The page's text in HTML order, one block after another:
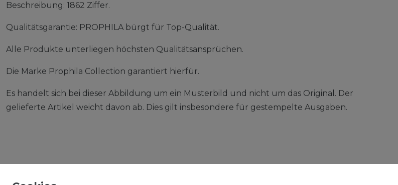
Beschreibung: 1862 Ziffer.
Qualitätsgarantie: PROPHILA bürgt für Top-Qualität.
Alle Produkte unterliegen höchsten Qualitätsansprüchen.
Die Marke Prophila Collection garantiert hierfür.
Es handelt sich bei dieser Abbildung um ein Musterbild und nicht um das Original. Der
gelieferte Artikel weicht davon ab. Dies gilt insbesondere für gestempelte Ausgaben.